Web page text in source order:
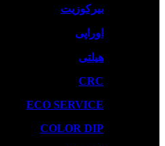
بیرکوزیت
اوراپی
هیلتی
CRC
ECO SERVICE
COLOR DIP